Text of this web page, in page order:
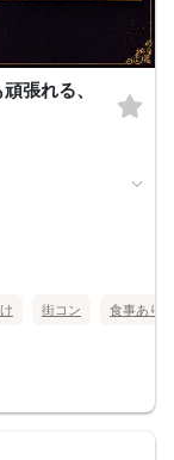
張れる、
街コン 食事あり